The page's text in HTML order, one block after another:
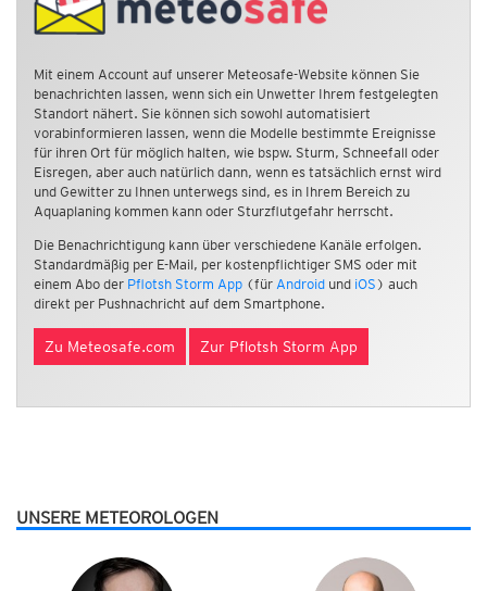
Mit einem Account auf unserer Meteosafe-Website können Sie
benachrichten lassen, wenn sich ein Unwetter Ihrem festgelegten
Standort nähert. Sie können sich sowohl automatisiert
vorabinformieren lassen, wenn die Modelle bestimmte Ereignisse
für ihren Ort für möglich halten, wie bspw. Sturm, Schneefall oder
Eisregen, aber auch natürlich dann, wenn es tatsächlich ernst wird
und Gewitter zu Ihnen unterwegs sind, es in Ihrem Bereich zu
Aquaplaning kommen kann oder Sturzflutgefahr herrscht.
Die Benachrichtigung kann über verschiedene Kanäle erfolgen.
Standardmäßig per E-Mail, per kostenpflichtiger SMS oder mit
einem Abo der Pflotsh Storm App (für Android und iOS ) auch
direkt per Pushnachricht auf dem Smartphone.
Zu Meteosafe.com Zur Pflotsh Storm App
UNSERE METEOROLOGEN